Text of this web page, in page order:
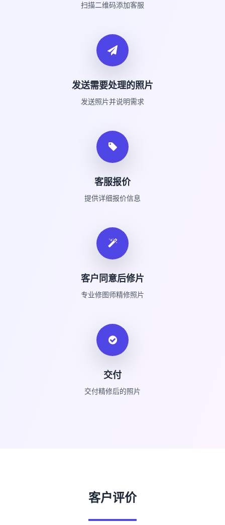
扫描二维码添加客服
发送需要处理的照片
发送照片并说明需求
客服报价
提供详细报价信息
客户同意后修片
专业修图师精修照片
交付
交付精修后的照片
客户评价